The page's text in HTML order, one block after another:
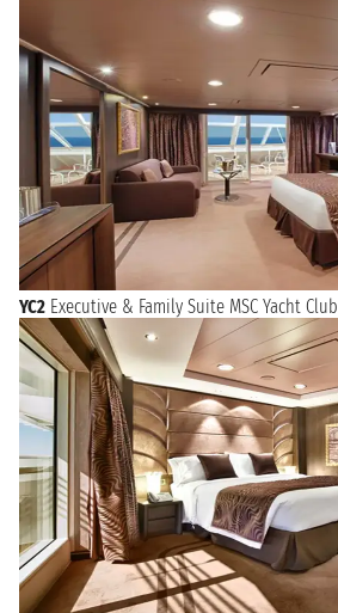
YC2 Executive & Family Suite MSC Yacht Club